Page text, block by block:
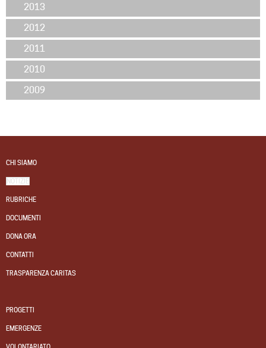
2013
2012
2011
2010
2009
CHI SIAMO
NOTIZIE
RUBRICHE
DOCUMENTI
DONA ORA
CONTATTI
TRASPARENZA CARITAS
PROGETTI
EMERGENZE